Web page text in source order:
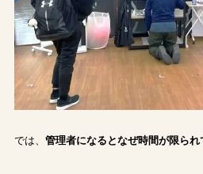
では、 管理者になるとなぜ時間が限られ